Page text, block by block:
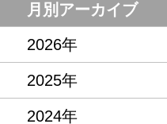
月別アーカイブ
2026年
2025年
2024年